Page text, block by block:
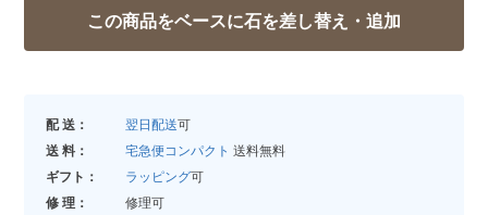
配 送： 翌日配送可
送 料：
宅急便コンパクト 送料無料
ギフト：
ラッピング可
修 理：
修理可